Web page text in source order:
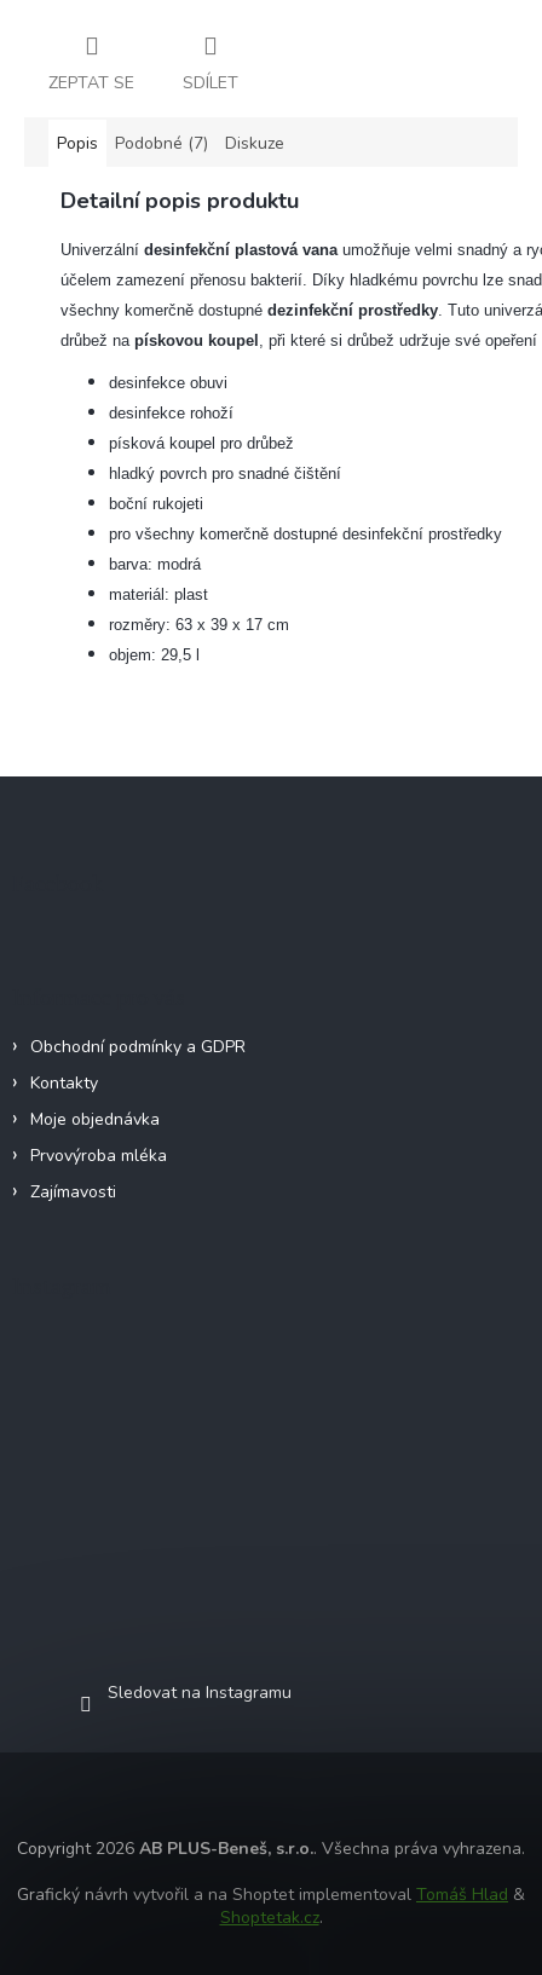
ZEPTAT SE SDÍLET
Popis Podobné (7) Diskuze
Detailní popis produktu
Univerzální desinfekční plastová vana umožňuje velmi snadný a
účelem zamezení přenosu bakterií. Díky hladkému povrchu lze
všechny komerčně dostupné dezinfekční prostředky . Tuto
drůbež na pískovou koupel , při které si drůbež udržuje své
desinfekce obuvi
desinfekce rohoží
písková koupel pro drůbež
hladký povrch pro snadné čištění
boční rukojeti
pro všechny komerčně dostupné desinfekční prostředky
barva: modrá
materiál: plast
rozměry: 63 x 39 x 17 cm
objem: 29,5 l
Z
Obchodní podmínky a GDPR
Kontakty
Moje objednávka
Prvovýroba mléka
Zajímavosti
Sledovat na Instagramu
Copyright 2026 AB PLUS-Beneš, s.r.o.. Všechna práva vyhrazena.
Grafický návrh vytvořil a na Shoptet implementoval Tomáš Hlad &
Shoptetak.cz.